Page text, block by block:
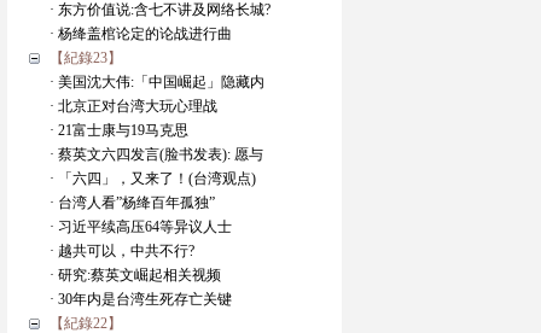
· 东方价值说:含七不讲及网络长城?
· 杨绛盖棺论定的论战进行曲
【紀錄23】
· 美国沈大伟:「中国崛起」隐藏内
· 北京正对台湾大玩心理战
· 21富士康与19马克思
· 蔡英文六四发言(脸书发表): 愿与
· 「六四」，又来了！(台湾观点)
· 台湾人看”杨绛百年孤独”
· 习近平续高压64等异议人士
· 越共可以，中共不行?
· 研究:蔡英文崛起相关视频
· 30年内是台湾生死存亡关键
【紀錄22】